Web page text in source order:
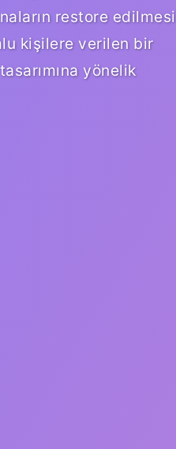
restore edilmesi
kişilere verilen bir
yönelik